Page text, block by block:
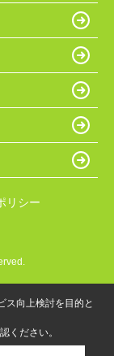
リシー
ス向上検討を目的と
ください。